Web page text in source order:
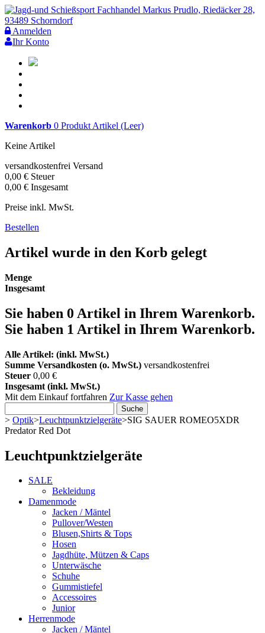
Anmelden
Ihr Konto
Warenkorb 0 Produkt Artikel (Leer)
Keine Artikel
versandkostenfrei Versand
0,00 € Steuer
0,00 € Insgesamt
Preise inkl. MwSt.
Bestellen
Artikel wurde in den Korb gelegt
Menge
Insgesamt
Sie haben 0 Artikel in Ihrem Warenkorb.
Sie haben 1 Artikel in Ihrem Warenkorb.
Alle Artikel: (inkl. MwSt.)
Summe Versandkosten (o. MwSt.) versandkostenfrei
Steuer 0,00 €
Insgesamt (inkl. MwSt.)
Mit dem Einkauf fortfahren Zur Kasse gehen
Suche
> Optik>Leuchtpunktzielgeräte>SIG SAUER ROMEO5XDR
Predator Red Dot
Leuchtpunktzielgeräte
SALE
Bekleidung
Damenmode
Jacken / Mäntel
Pullover/Westen
Blusen,Shirts & Tops
Hosen
Jagdhüte, Mützen & Caps
Unterwäsche
Schuhe
Gummistiefel
Accessoires
Junior
Herrenmode
Jacken / Mäntel